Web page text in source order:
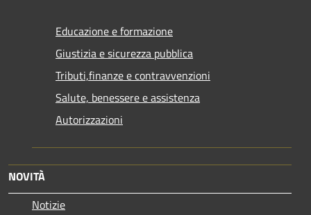
Educazione e formazione
Giustizia e sicurezza pubblica
Tributi,finanze e contravvenzioni
Salute, benessere e assistenza
Autorizzazioni
NOVITÀ
Notizie